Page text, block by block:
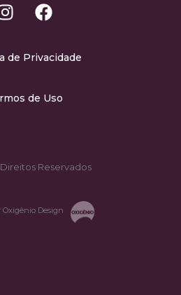
de Privacidade
de Uso
Reservados
Oxigênio Design